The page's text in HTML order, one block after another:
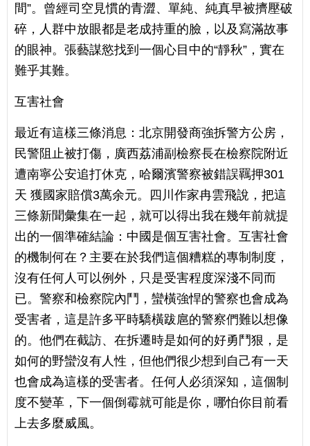
間”。曾經司空見慣的青澀、單純、純真早被擠壓破
碎，人群中放眼都是老成持重的臉，以及寫滿故事
的眼神。張藝謀慾找到一個心目中的“靜秋”，實在
難乎其難。
互害社會
最近有這樣三條消息：北京開發商強拆警方公房，
民警阻止被打傷，廣西荔浦副檢察長在檢察院附近
遭南寧公安追打休克，哈爾濱警察被錯誤羈押301
天 獲國家賠償3萬余元。四川作家冉雲飛說，把這
三條新聞彙集在一起，就可以得出我在幾年前就提
出的一個準確結論：中國是個互害社會。互害社會
的機制何在？主要在於我們這個糟糕的專制制度，
沒有任何人可以例外，只是受害程度深淺不同而
已。警察和檢察院內鬥，蠻橫強悍的警察也會成為
受害者，這是許多平時驕橫跋扈的警察們難以想像
的。他們在截訪、在拆遷時是如何的好勇鬥狠，是
如何的野蠻沒有人性，但他們很少想到自己有一天
也會成為這樣的受害者。任何人必須深知，這個制
度不變革，下一個倒霉就可能是你，哪怕你目前看
上去多麼威風。